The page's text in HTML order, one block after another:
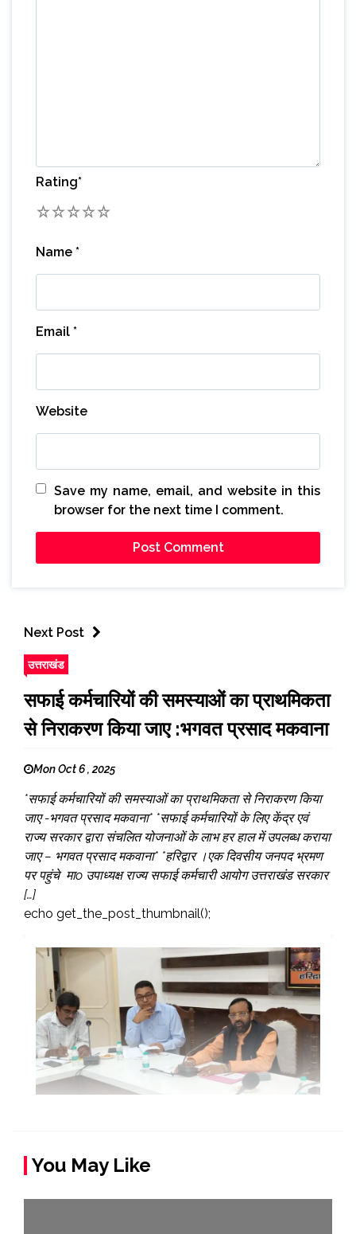
Rating*
5
4
3
2
Name *
Email *
Website
Save my name, email, and website in this
browser for the next time I comment.
Next Post
उत्तराखंड
सफाई कर्मचारियों की समस्याओं का प्राथमिकता
से निराकरण किया जाए :भगवत प्रसाद मकवाना
Mon Oct 6 , 2025
*सफाई कर्मचारियों की समस्याओं का प्राथमिकता से निराकरण किया
जाए -भगवत प्रसाद मकवाना* *सफाई कर्मचारियों के लिए केंद्र एवं
राज्य सरकार द्वारा संचलित योजनाओं के लाभ हर हाल में उपलब्ध कराया
जाए – भगवत प्रसाद मकवाना* *हरिद्वार ।एक दिवसीय जनपद भ्रमण
पर पहुंचे माo उपाध्यक्ष राज्य सफाई कर्मचारी आयोग उत्तराखंड सरकार
[…]
echo get_the_post_thumbnail();
You May Like